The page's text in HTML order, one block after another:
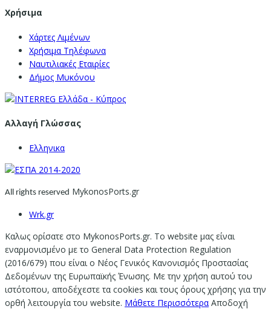
Χρήσιμα
Χάρτες Λιμένων
Χρήσιμα Τηλέφωνα
Ναυτιλιακές Εταιρίες
Δήμος Μυκόνου
Αλλαγή Γλώσσας
Ελληνικα
All rights reserved MykonosPorts.gr
Wrk.gr
Καλως ορίσατε στο MykonosPorts.gr. Το website μας είναι
εναρμονισμένο με το General Data Protection Regulation
(2016/679) που είναι ο Νέος Γενικός Κανονισμός Προστασίας
Δεδομένων της Ευρωπαϊκής Ένωσης. Με την χρήση αυτού του
ιστότοπου, αποδέχεστε τα cookies και τους όρους χρήσης για την
ορθή λειτουργία του website. Μάθετε Περισσότερα Αποδοχή